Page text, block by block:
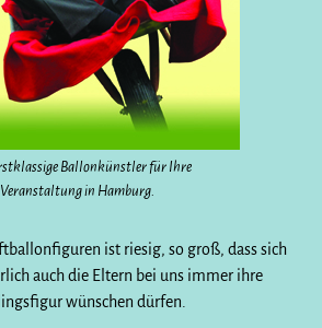
Ballonkünstler für Ihre
Veranstaltung in Hamburg.
ist riesig, so groß, dass sich
auch die Eltern bei uns immer ihre
wünschen dürfen.